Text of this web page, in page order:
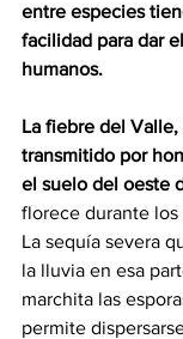
entre especies
facilidad para dar
humanos.
La fiebre del
transmitido por
el suelo del oeste
florece durante
La sequía severa
la lluvia en esa
marchita las
permite